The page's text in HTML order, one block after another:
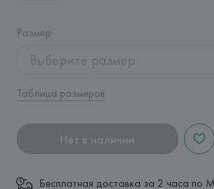
Размер:
Выберите размер
Таблица размеров
Нет в наличии
Бесплатная доставка за 2 часа по